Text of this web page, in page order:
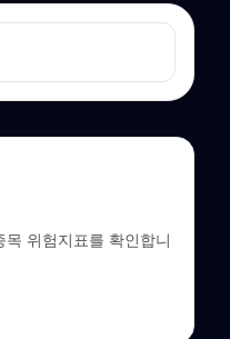
목 위험지표를 확인합니